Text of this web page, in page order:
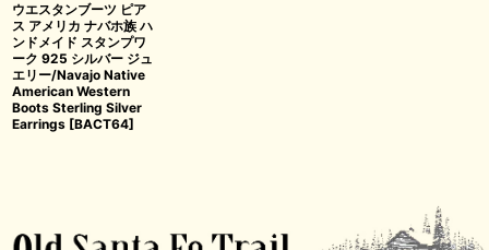
ウエスタンブーツ ピア
ス アメリカ ナバホ族 ハ
ンドメイド スタンプワ
ーク 925 シルバー ジュ
エリー/Navajo Native
American Western
Boots Sterling Silver
Earrings [BACT64]